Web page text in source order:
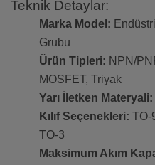
Teknik Detaylar:
Marka Model:
Grubu
Ürün Tipleri: NPN/
MOSFET, Triyak
Yarı İletken Materyali:
Kılıf Seçenekleri: TO-
TO-3
Maksimum Akım